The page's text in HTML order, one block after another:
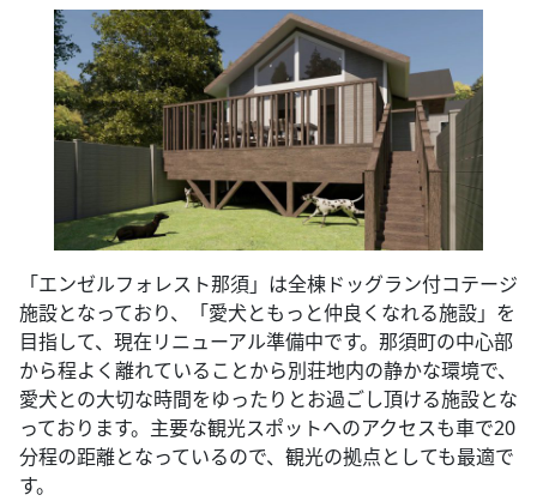
「エンゼルフォレスト那須」は全棟ドッグラン付コテージ
施設となっており、「愛犬ともっと仲良くなれる施設」を
目指して、現在リニューアル準備中です。那須町の中心部
から程よく離れていることから別荘地内の静かな環境で、
愛犬との大切な時間をゆったりとお過ごし頂ける施設とな
っております。主要な観光スポットへのアクセスも車で20
分程の距離となっているので、観光の拠点としても最適で
す。